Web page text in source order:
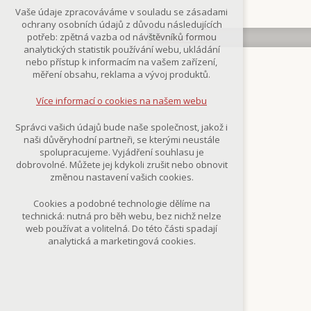
nutná pro provozování webu
udržení kontextu stránek (session):
případná přihlášení, volby jazyka, apod.
Volitelná cookies
analytická pro anonymizované
marketingová cookies
Více informací o cookies na našem webu
Odmítnout vše
Vaše údaje zpracováváme v souladu se zásadami
ochrany osobních údajů z důvodu následujících
potřeb: zpětná vazba od návštěvníků formou
analytických statistik používání webu, ukládání
nebo přístup k informacím na vašem zařízení,
měření obsahu, reklama a vývoj produktů.
Více informací o cookies na našem webu
Správci vašich údajů bude naše společnost, jakož i
naši důvěryhodní partneři, se kterými neustále
spolupracujeme. Vyjádření souhlasu je
dobrovolné. Můžete jej kdykoli zrušit nebo obnovit
změnou nastavení vašich cookies.
Cookies a podobné technologie dělíme na
technická: nutná pro běh webu, bez nichž nelze
web používat a volitelná. Do této části spadají
analytická a marketingová cookies.